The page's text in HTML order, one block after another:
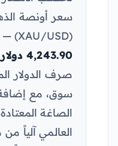
سعر أونصة
(XAU/USD) — والبالغ حالياً نحو
4,243.90 دولار
صرف الدولار
سوق، مع
الصاغة
العالمي آلياً